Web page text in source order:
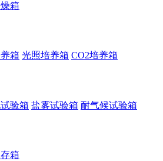
箱
箱 光照培养箱 CO2培养箱
验箱 盐雾试验箱 耐气候试验箱
箱